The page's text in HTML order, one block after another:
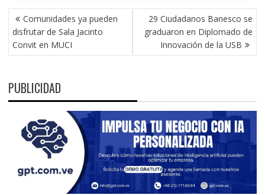
NAVEGACIÓN
DE
ENTRADAS
Comunidades ya pueden
disfrutar de Sala Jacinto
Convit en MUCI
29 Ciudadanos Banesco se
graduaron en Diplomado de
Innovación de la USB
PUBLICIDAD